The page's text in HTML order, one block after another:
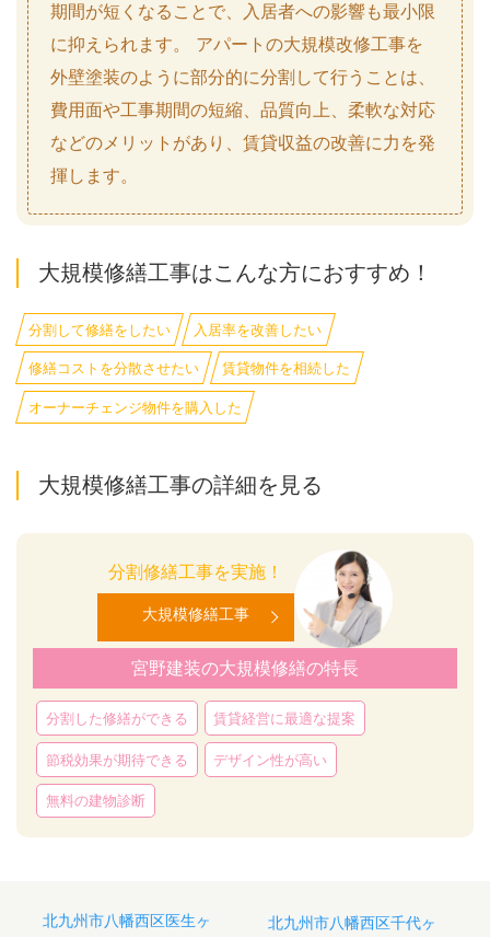
期間が短くなることで、入居者への影響も最小限
に抑えられます。 アパートの大規模改修工事を
外壁塗装のように部分的に分割して行うことは、
費用面や工事期間の短縮、品質向上、柔軟な対応
などのメリットがあり、賃貸収益の改善に力を発
揮します。
大規模修繕工事はこんな方におすすめ！
分割して修繕をしたい 入居率を改善したい
修繕コストを分散させたい 賃貸物件を相続した
オーナーチェンジ物件を購入した
大規模修繕工事の詳細を見る
分割修繕工事を実施！
大規模修繕工事
宮野建装の大規模修繕の特長
分割した修繕ができる 賃貸経営に最適な提案
節税効果が期待できる デザイン性が高い
無料の建物診断
北九州市八幡西区医生ヶ
北九州市八幡西区千代ヶ